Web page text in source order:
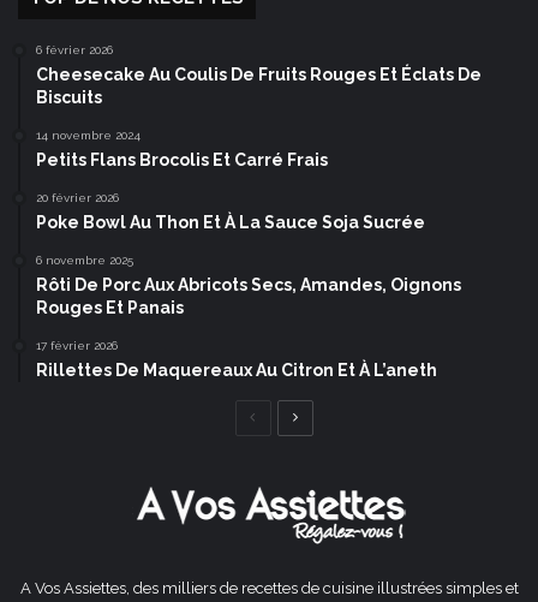
6 février 2026
Cheesecake Au Coulis De Fruits Rouges Et Éclats De
Biscuits
14 novembre 2024
Petits Flans Brocolis Et Carré Frais
20 février 2026
Poke Bowl Au Thon Et À La Sauce Soja Sucrée
6 novembre 2025
Rôti De Porc Aux Abricots Secs, Amandes, Oignons
Rouges Et Panais
17 février 2026
Rillettes De Maquereaux Au Citron Et À L’aneth
Page
A Vos Assiettes, des milliers de recettes de cuisine illustrées simples et